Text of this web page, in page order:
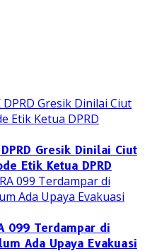
Gresik Dinilai Ciut
Etik Ketua DPRD
099 Terdampar di
Ada Upaya Evakuasi